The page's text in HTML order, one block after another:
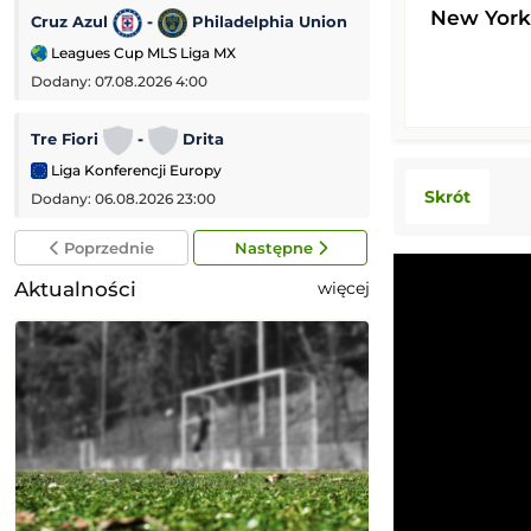
Cruz Azul - Philadelphia Union
Leagues Cup MLS Liga MX
Dodany: 07.08.2026 4:00
Tre Fiori - Drita
Liga Konferencji Europy
Dodany: 06.08.2026 23:00
Bristol City -
Dodany: 06.08.2026
Poprzednie Następne
Aktualności więcej
New
Skrót